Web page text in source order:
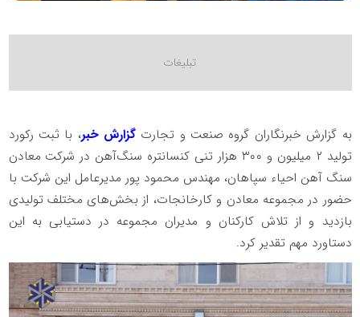
به گزارش خبرنگاران گروه صنعت و تجارتگزارش خبر، با ثبت رکورد
تولید ۲ میلیون و ۳۰۰ هزار تنی کنسانتره سنگ‌آهن در شرکت معادن
سنگ آهن احیاء سپاهان، مهندس محمود پور مدیرعامل این شرکت با
حضور در مجموعه معادن و کارخانجات، از بخش‌های مختلف تولیدی
بازدید و از تلاش کارکنان و مدیران مجموعه در دستیابی به این
دستاورد مهم تقدیر کرد.